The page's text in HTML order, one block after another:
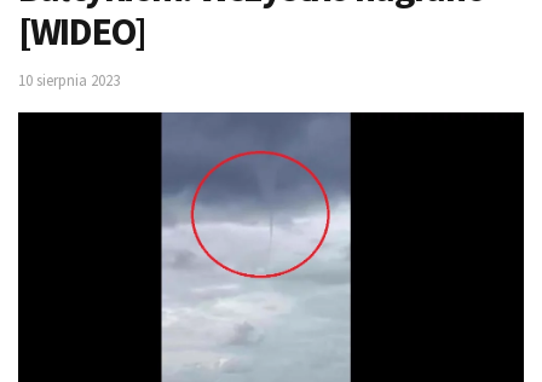
[WIDEO]
10 sierpnia 2023